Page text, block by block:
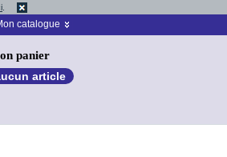
catalogue
panier
article